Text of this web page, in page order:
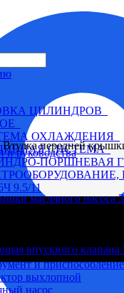
ЦИЛИНДРОВ
ОХЛАЖДЕНИЯ
СИСТЕМА
ПОРШНЕВАЯ
9.5/11
насос
цилиндра
и приспособление
выхлопной
насос
и руководства
Втулка передней
масляного насоса
впускного клапана